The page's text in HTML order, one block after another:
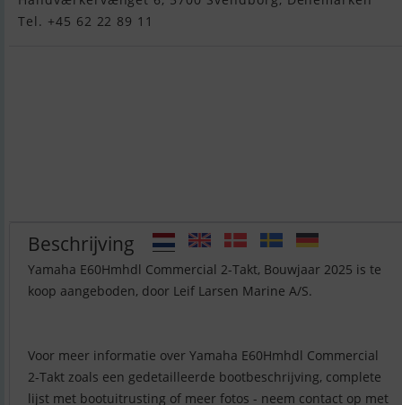
Tel. +45 62 22 89 11
Beschrijving
Yamaha E60Hmhdl Commercial 2-Takt, Bouwjaar 2025 is te
koop aangeboden, door Leif Larsen Marine A/S.
Voor meer informatie over Yamaha E60Hmhdl Commercial
2-Takt zoals een gedetailleerde bootbeschrijving, complete
lijst met bootuitrusting of meer fotos - neem contact op met